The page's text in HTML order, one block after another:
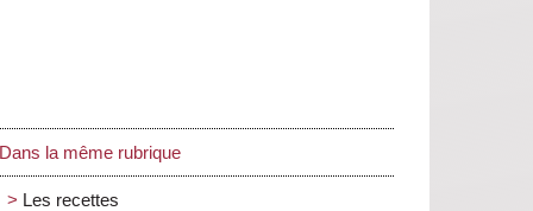
Dans la même rubrique
Les recettes